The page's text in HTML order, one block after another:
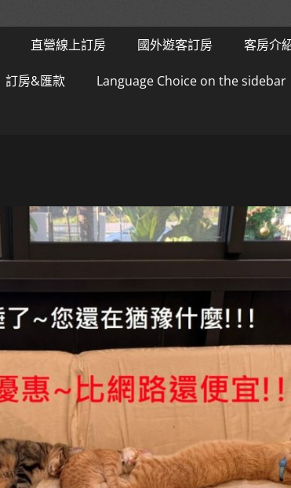
直營線上訂房 國外遊客訂房 客房介
訂房&匯款 Language Choice on the sidebar